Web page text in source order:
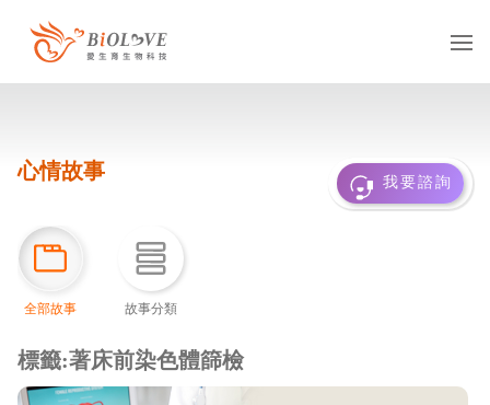
凍卵
國際醫療
凍精
基因診斷 抗癌專區
心情故事 我要諮詢
全部故事 故事分類